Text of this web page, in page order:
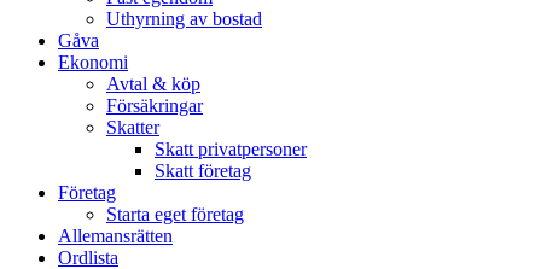
Uthyrning av bostad
Gåva
Ekonomi
Avtal & köp
Försäkringar
Skatter
Skatt privatpersoner
Skatt företag
Företag
Starta eget företag
Allemansrätten
Ordlista